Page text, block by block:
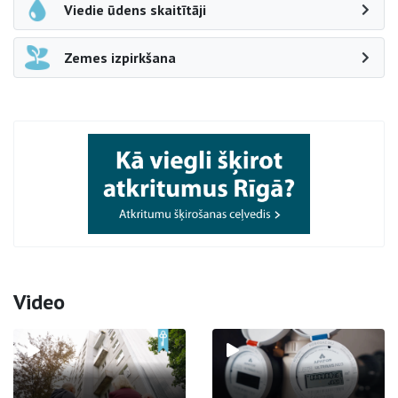
Viedie ūdens skaitītāji
Zemes izpirkšana
Video